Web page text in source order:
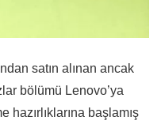
satın alınan ancak
bölümü Lenovo’ya
hazırlıklarına başlamış